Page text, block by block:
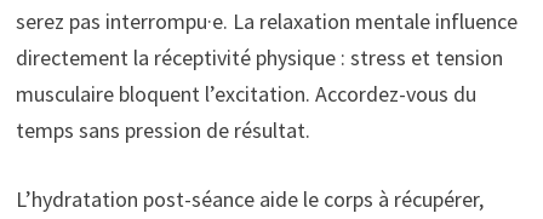
serez pas interrompu·e. La relaxation mentale influence
directement la réceptivité physique : stress et tension
musculaire bloquent l’excitation. Accordez-vous du
temps sans pression de résultat.
L’hydratation post-séance aide le corps à récupérer,